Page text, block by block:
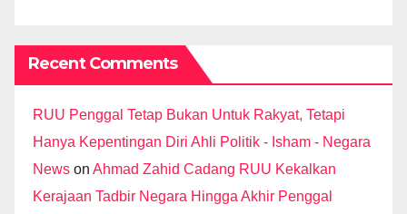
Recent Comments
RUU Penggal Tetap Bukan Untuk Rakyat, Tetapi
Hanya Kepentingan Diri Ahli Politik - Isham - Negara
News on Ahmad Zahid Cadang RUU Kekalkan
Kerajaan Tadbir Negara Hingga Akhir Penggal